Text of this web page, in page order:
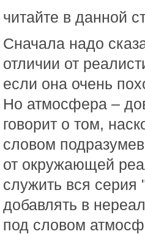
читайте в данной
Сначала надо
отличии от
если она очень
Но атмосфера –
говорит о том,
словом
от окружающей
служить вся
добавлять в
под словом